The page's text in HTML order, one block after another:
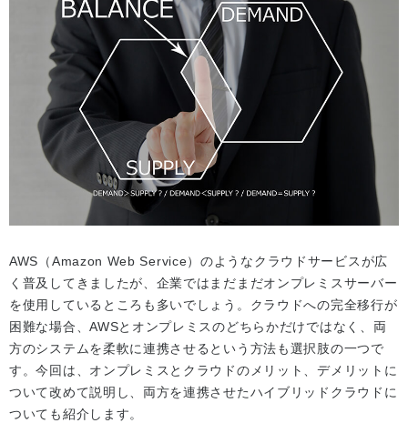
AWS（Amazon Web Service）のようなクラウドサービスが広
く普及してきましたが、企業ではまだまだオンプレミスサーバー
を使用しているところも多いでしょう。クラウドへの完全移行が
困難な場合、AWSとオンプレミスのどちらかだけではなく、両
方のシステムを柔軟に連携させるという方法も選択肢の一つで
す。今回は、オンプレミスとクラウドのメリット、デメリットに
ついて改めて説明し、両方を連携させたハイブリッドクラウドに
ついても紹介します。